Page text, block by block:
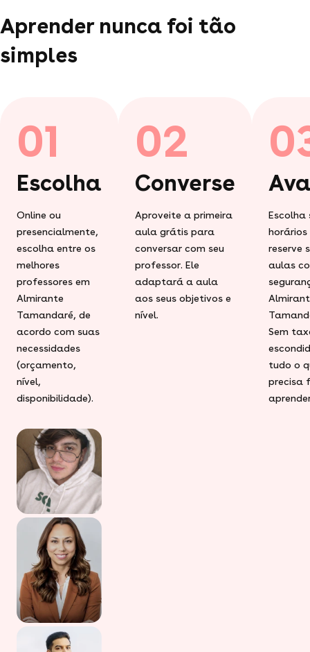
Aprender nunca foi tão
simples
01
Escolha
Online ou
presencialmente,
escolha entre os
melhores
professores em
Almirante
Tamandaré, de
acordo com suas
necessidades
(orçamento,
nível,
disponibilidade).
02
Converse
Aproveite a primeira
aula grátis para
conversar com seu
professor. Ele
adaptará a aula
aos seus objetivos e
nível.
Escolha
horários
reserve
aulas
Sem
tudo o
precisa